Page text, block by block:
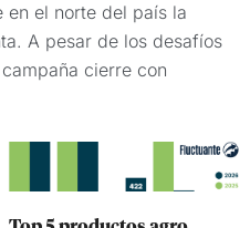
en el norte del país la
A pesar de los desafíos
cierre con